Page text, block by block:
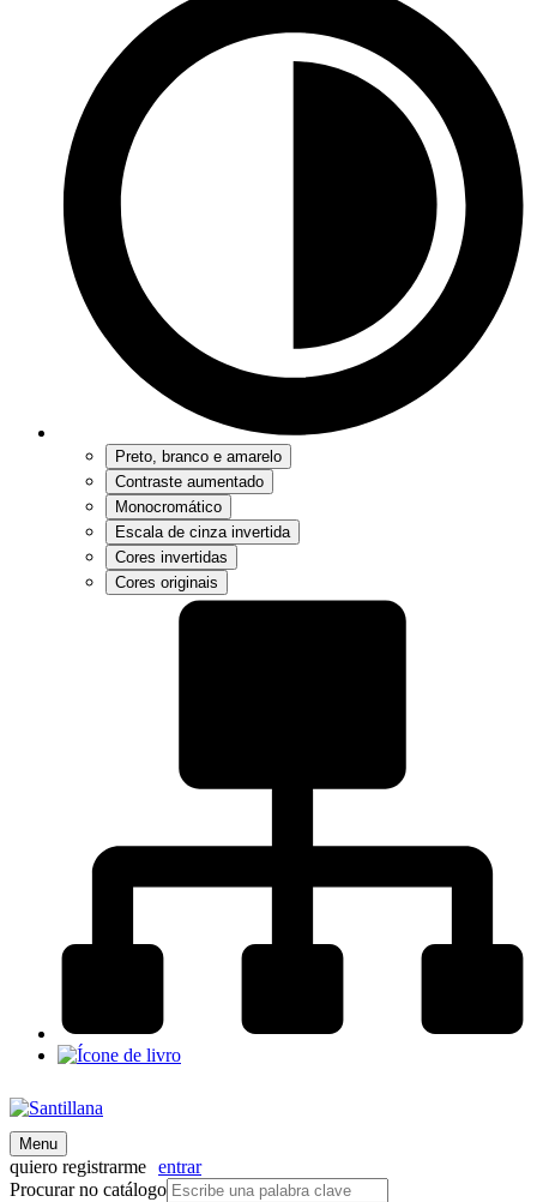
Preto, branco e amarelo
Contraste aumentado
Monocromático
Escala de cinza invertida
Cores invertidas
Cores originais
Menu
quiero registrarme entrar
Procurar no catálogo